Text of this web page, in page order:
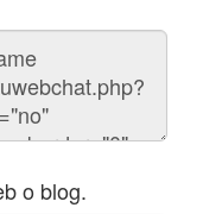
o blog.